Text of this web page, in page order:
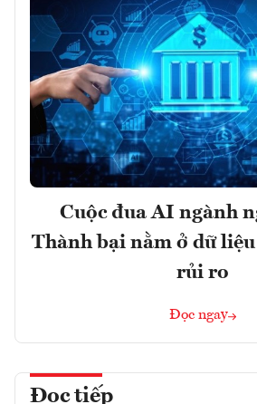
Cuộc đua AI ngành
Thành bại nằm ở dữ
rủi ro
Đọc ngay
Đọc tiếp